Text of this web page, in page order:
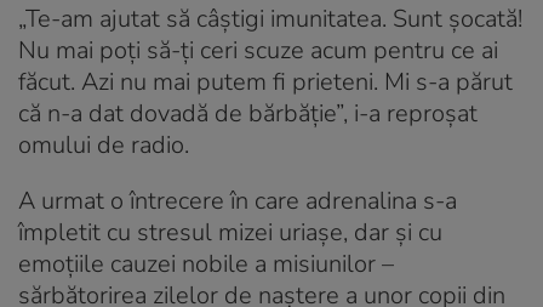
„Te-am ajutat să câștigi imunitatea. Sunt șocată!
Nu mai poți să-ți ceri scuze acum pentru ce ai
făcut. Azi nu mai putem fi prieteni. Mi s-a părut
că n-a dat dovadă de bărbăție”, i-a reproșat
omului de radio.
A urmat o întrecere în care adrenalina s-a
împletit cu stresul mizei uriașe, dar și cu
emoțiile cauzei nobile a misiunilor –
sărbătorirea zilelor de naștere a unor copii din